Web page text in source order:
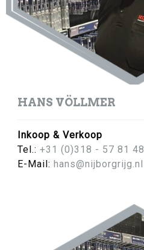
HANS VÖLLMER
Inkoop & Verkoop
Tel.: +31 (0)318 - 57 81 48
E-Mail: hans@nijborgrijg.nl